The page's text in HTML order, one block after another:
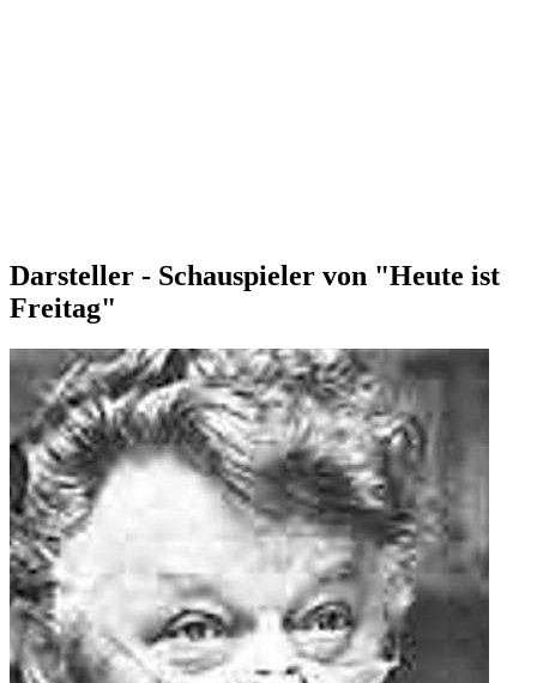
Darsteller - Schauspieler von "Heute ist
Freitag"